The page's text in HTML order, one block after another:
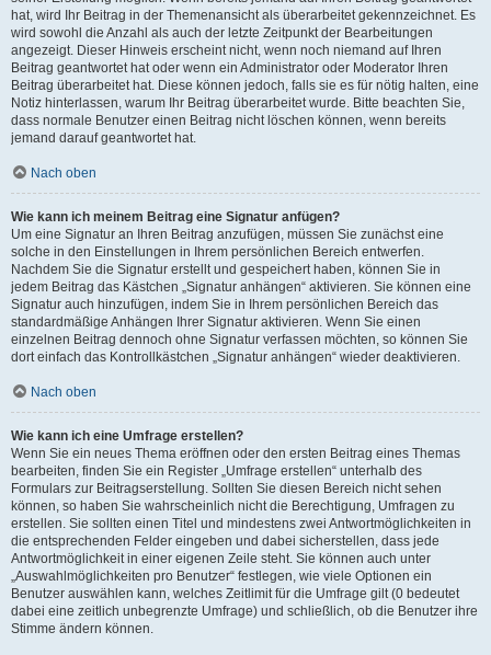
hat, wird Ihr Beitrag in der Themenansicht als überarbeitet gekennzeichnet. Es
wird sowohl die Anzahl als auch der letzte Zeitpunkt der Bearbeitungen
angezeigt. Dieser Hinweis erscheint nicht, wenn noch niemand auf Ihren
Beitrag geantwortet hat oder wenn ein Administrator oder Moderator Ihren
Beitrag überarbeitet hat. Diese können jedoch, falls sie es für nötig halten, eine
Notiz hinterlassen, warum Ihr Beitrag überarbeitet wurde. Bitte beachten Sie,
dass normale Benutzer einen Beitrag nicht löschen können, wenn bereits
jemand darauf geantwortet hat.
Nach oben
Wie kann ich meinem Beitrag eine Signatur anfügen?
Um eine Signatur an Ihren Beitrag anzufügen, müssen Sie zunächst eine
solche in den Einstellungen in Ihrem persönlichen Bereich entwerfen.
Nachdem Sie die Signatur erstellt und gespeichert haben, können Sie in
jedem Beitrag das Kästchen „Signatur anhängen“ aktivieren. Sie können eine
Signatur auch hinzufügen, indem Sie in Ihrem persönlichen Bereich das
standardmäßige Anhängen Ihrer Signatur aktivieren. Wenn Sie einen
einzelnen Beitrag dennoch ohne Signatur verfassen möchten, so können Sie
dort einfach das Kontrollkästchen „Signatur anhängen“ wieder deaktivieren.
Nach oben
Wie kann ich eine Umfrage erstellen?
Wenn Sie ein neues Thema eröffnen oder den ersten Beitrag eines Themas
bearbeiten, finden Sie ein Register „Umfrage erstellen“ unterhalb des
Formulars zur Beitragserstellung. Sollten Sie diesen Bereich nicht sehen
können, so haben Sie wahrscheinlich nicht die Berechtigung, Umfragen zu
erstellen. Sie sollten einen Titel und mindestens zwei Antwortmöglichkeiten in
die entsprechenden Felder eingeben und dabei sicherstellen, dass jede
Antwortmöglichkeit in einer eigenen Zeile steht. Sie können auch unter
„Auswahlmöglichkeiten pro Benutzer“ festlegen, wie viele Optionen ein
Benutzer auswählen kann, welches Zeitlimit für die Umfrage gilt (0 bedeutet
dabei eine zeitlich unbegrenzte Umfrage) und schließlich, ob die Benutzer ihre
Stimme ändern können.